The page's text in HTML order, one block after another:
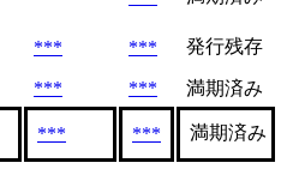
*** *** 発行残存
*** ***
満期済み
*** *** 満期済み